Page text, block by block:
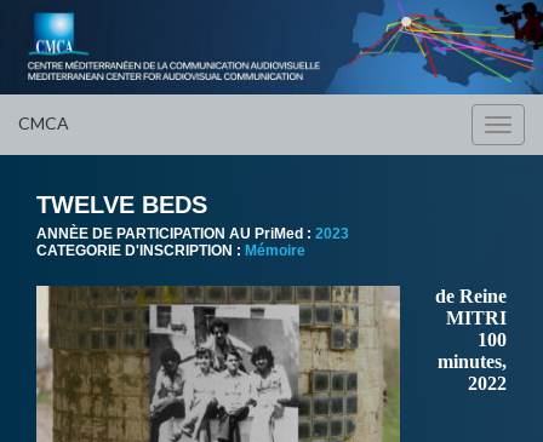
CMCA
TWELVE BEDS
ANNÈE DE PARTICIPATION AU PriMed : 2023
CATEGORIE D'INSCRIPTION : Mémoire
de Reine
MITRI
100
minutes,
2022